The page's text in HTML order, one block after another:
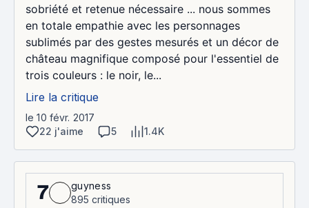
sobriété et retenue nécessaire ... nous sommes
en totale empathie avec les personnages
sublimés par des gestes mesurés et un décor de
château magnifique composé pour l'essentiel de
trois couleurs : le noir, le...
Lire la critique
le 10 févr. 2017
22 j'aime
5 1.4K
7
guyness
895 critiques